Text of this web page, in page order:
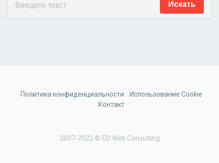
2007-2022 © ED Web Consulting
Политика конфиденциальности
Использование Cookie
Контакт